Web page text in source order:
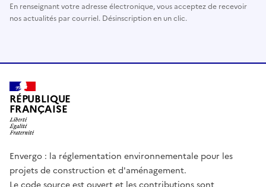
En renseignant votre adresse électronique, vous acceptez de recevoir
nos actualités par courriel. Désinscription en un clic.
RÉPUBLIQUE
FRANÇAISE
Envergo : la réglementation environnementale pour les
projets de construction et d'aménagement.